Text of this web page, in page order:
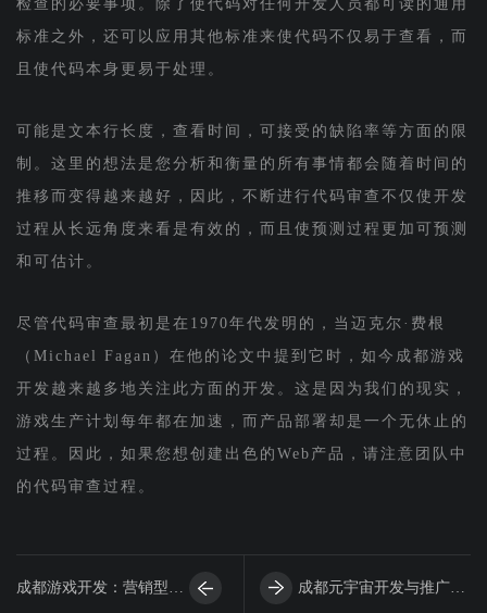
检查的必要事项。除了使代码对任何开发人员都可读的通用
标准之外，还可以应用其他标准来使代码不仅易于查看，而
且使代码本身更易于处理。
可能是文本行长度，查看时间，可接受的缺陷率等方面的限
制。这里的想法是您分析和衡量的所有事情都会随着时间的
推移而变得越来越好，因此，不断进行代码审查不仅使开发
过程从长远角度来看是有效的，而且使预测过程更加可预测
和可估计。
尽管代码审查最初是在1970年代发明的，当迈克尔·费根
（Michael Fagan）在他的论文中提到它时，如今成都游戏
开发越来越多地关注此方面的开发。这是因为我们的现实，
游戏生产计划每年都在加速，而产品部署却是一个无休止的
过程。因此，如果您想创建出色的Web产品，请注意团队中
的代码审查过程。
成都游戏开发：营销型游 成都元宇宙开发与推广让